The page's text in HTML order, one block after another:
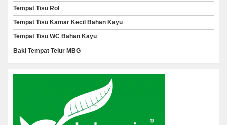
Tempat Tisu Rol
Tempat Tisu Kamar Kecil Bahan Kayu
Tempat Tisu WC Bahan Kayu
Baki Tempat Telur MBG